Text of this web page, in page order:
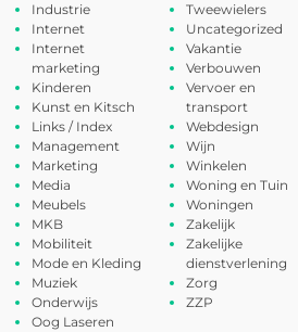
Industrie
Internet
Internet
marketing
Kinderen
Kunst en Kitsch
Links / Index
Management
Marketing
Media
Meubels
MKB
Mobiliteit
Mode en Kleding
Muziek
Onderwijs
Oog Laseren
Tweewielers
Uncategorized
Vakantie
Verbouwen
Vervoer en
transport
Webdesign
Wijn
Winkelen
Woning en Tuin
Woningen
Zakelijk
Zakelijke
dienstverlening
Zorg
ZZP